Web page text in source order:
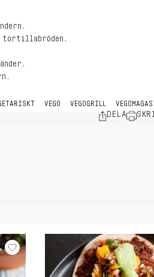
tortillabröden.
VEGO VEGOGRILL
DELA